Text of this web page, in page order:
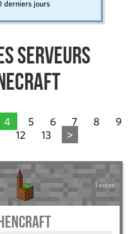
derniers jours
serveurs
4 5 6 7 8
9
12 13 >
1 votes